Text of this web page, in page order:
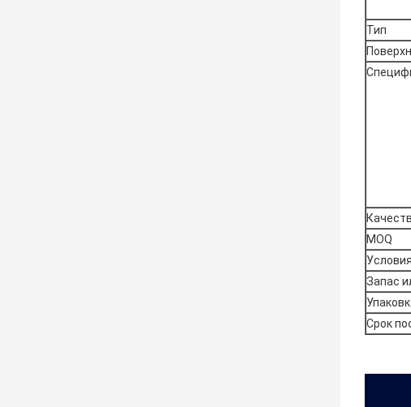
Тип
MOQ
Запас
Срок